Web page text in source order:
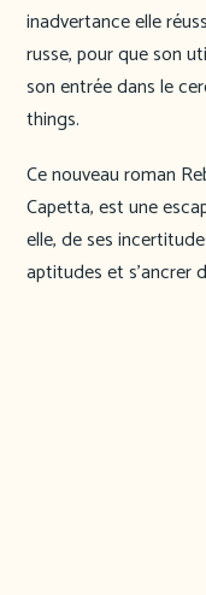
inadvertance elle
russe, pour que son
son entrée dans le
things.
Ce nouveau roman
Capetta, est une
elle, de ses
aptitudes et s’ancrer